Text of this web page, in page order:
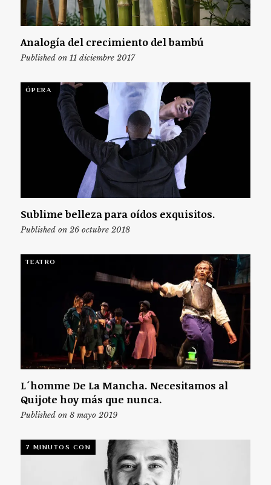
Analogía del crecimiento del bambú
Published on 11 diciembre 2017
ÓPERA
Sublime belleza para oídos exquisitos.
Published on 26 octubre 2018
TEATRO
L´homme De La Mancha. Necesitamos al
Quijote hoy más que nunca.
Published on 8 mayo 2019
7 MINUTOS CON